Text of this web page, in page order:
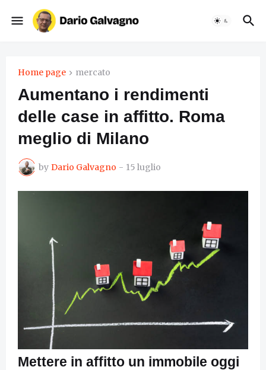
Home page mercato
Aumentano i rendimenti
delle case in affitto. Roma
meglio di Milano
by Dario Galvagno - 15 luglio
Mettere in affitto un immobile oggi